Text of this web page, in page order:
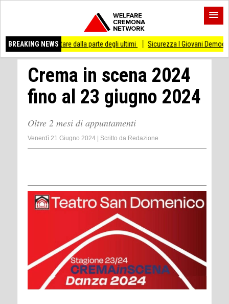
BREAKING NEWS
stare dalla parte degli ultimi Sicurezza I Giovani Democratici ribattono ai
Crema in scena 2024
fino al 23 giugno 2024
Oltre 2 mesi di appuntamenti
Venerdì 21 Giugno 2024 Scritto da Redazione